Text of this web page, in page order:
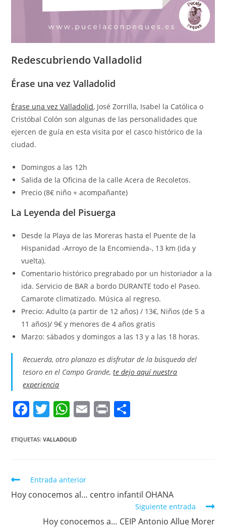
Redescubriendo Valladolid
Érase una vez Valladolid
Érase una vez Valladolid, José Zorrilla, Isabel la Católica o
Cristóbal Colón son algunas de las personalidades que
ejercen de guía en esta visita por el casco histórico de la
ciudad.
Domingos a las 12h
Salida de la Oficina de la calle Acera de Recoletos.
Precio (8€ niño + acompañante)
La Leyenda del Pisuerga
Desde la Playa de las Moreras hasta el Puente de la
Hispanidad -Arroyo de la Encomienda-, 13 km (ida y
vuelta).
Comentario histórico pregrabado por un historiador a la
ida. Servicio de BAR a bordo DURANTE todo el Paseo.
Camarote climatizado. Música al regreso.
Precio: Adulto (a partir de 12 años) / 13€, Niños (de 5 a
11 años)/ 9€ y menores de 4 años gratis
Marzo: sábados y domingos a las 13 y a las 18 horas.
Recuerda, otro planazo es disfrutar de la búsqueda del
tesoro en el Campo Grande,te dejo aquí nuestra
experiencia
F
c
b
o
T
itt
W
at
A
p
E Pr
tir
ETIQUETAS:VALLADOLID
Entrada anterior
Hoy conocemos al… centro infantil OHANA
Siguiente entrada
Hoy conocemos a… CEIP Antonio Allue Morer